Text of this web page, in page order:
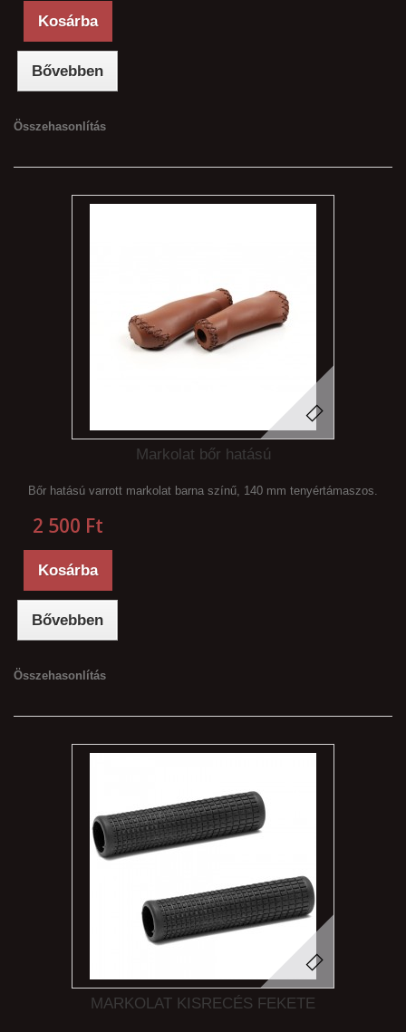
Kosárba
Bővebben
Összehasonlítás
Markolat bőr hatású
Bőr hatású varrott markolat barna színű, 140 mm tenyértámaszos.
2 500 Ft‎
Kosárba
Bővebben
Összehasonlítás
MARKOLAT KISRECÉS FEKETE